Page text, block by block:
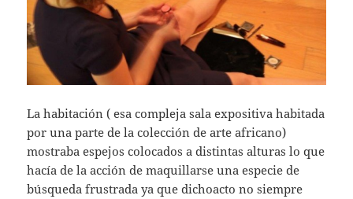
La habitación ( esa compleja sala expositiva habitada
por una parte de la colección de arte africano)
mostraba espejos colocados a distintas alturas lo que
hacía de la acción de maquillarse una especie de
búsqueda frustrada ya que dichoacto no siempre